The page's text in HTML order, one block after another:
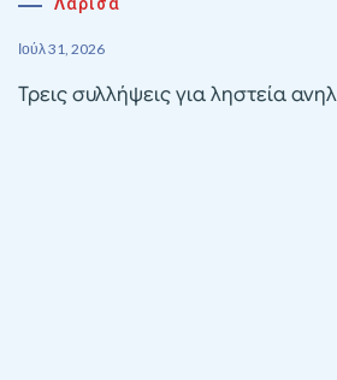
Λάρισα
Ιούλ 31, 2026
Τρεις συλλήψεις για ληστεία